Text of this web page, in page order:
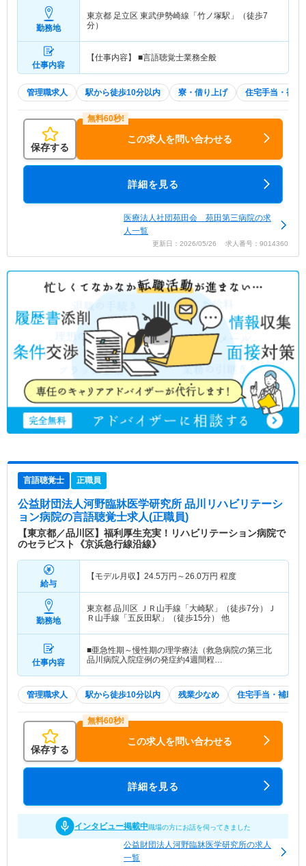
勤務地
東京都 足立区 東武伊勢崎線「竹ノ塚駅」（徒歩7
分）
仕事内容
【仕事内容】 ■言語聴覚士業務全般
管理職求人 駅から徒歩10分以内 寮・借り上げ 住宅手当・補助
保存する
この求人を問い合わせる
詳細を見る
医療法人社団苑田会 苑田第三病院の求
人一覧
更新日：2026/05/26 求人番号：9014360
言語聴覚士 正職員
公益財団法人河野臨牀医学研究所 品川リハビリテーシ
ョン病院の言語聴覚士求人(正職員)
【東京都／品川区】福利厚生充実！リハビリテーション病院で
のセラピスト《京浜急行線沿線》
給与
【モデル月収】 24.5万円～26.0万円 程度
勤務地
東京都 品川区 ＪＲ山手線「大崎駅」（徒歩7分）Ｊ
Ｒ山手線「五反田駅」（徒歩15分） 他
仕事内容
■亜急性期～慢性期の理学療法（救急病院の第三北
品川病院入院症例の発症約4週間程…
管理職求人 駅から徒歩10分以内 残業少なめ 住宅手当・補助
保存する
この求人を問い合わせる
詳細を見る
インタビュー掲載中職場の方にお話を伺ってきました
公益財団法人河野臨牀医学研究所の求人
一覧